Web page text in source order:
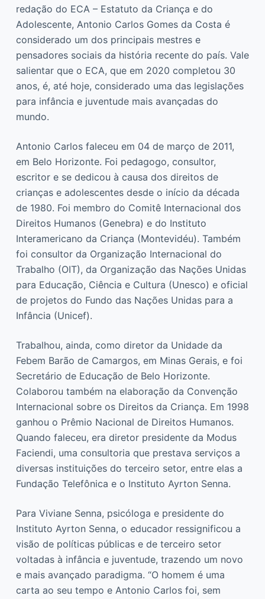
redação do ECA – Estatuto da Criança e do
Adolescente, Antonio Carlos Gomes da Costa é
considerado um dos principais mestres e
pensadores sociais da história recente do país. Vale
salientar que o ECA, que em 2020 completou 30
anos, é, até hoje, considerado uma das legislações
para infância e juventude mais avançadas do
mundo.
Antonio Carlos faleceu em 04 de março de 2011,
em Belo Horizonte. Foi pedagogo, consultor,
escritor e se dedicou à causa dos direitos de
crianças e adolescentes desde o início da década
de 1980. Foi membro do Comitê Internacional dos
Direitos Humanos (Genebra) e do Instituto
Interamericano da Criança (Montevidéu). Também
foi consultor da Organização Internacional do
Trabalho (OIT), da Organização das Nações Unidas
para Educação, Ciência e Cultura (Unesco) e oficial
de projetos do Fundo das Nações Unidas para a
Infância (Unicef).
Trabalhou, ainda, como diretor da Unidade da
Febem Barão de Camargos, em Minas Gerais, e foi
Secretário de Educação de Belo Horizonte.
Colaborou também na elaboração da Convenção
Internacional sobre os Direitos da Criança. Em 1998
ganhou o Prêmio Nacional de Direitos Humanos.
Quando faleceu, era diretor presidente da Modus
Faciendi, uma consultoria que prestava serviços a
diversas instituições do terceiro setor, entre elas a
Fundação Telefônica e o Instituto Ayrton Senna.
Para Viviane Senna, psicóloga e presidente do
Instituto Ayrton Senna, o educador ressignificou a
visão de políticas públicas e de terceiro setor
voltadas à infância e juventude, trazendo um novo
e mais avançado paradigma. “O homem é uma
carta ao seu tempo e Antonio Carlos foi, sem